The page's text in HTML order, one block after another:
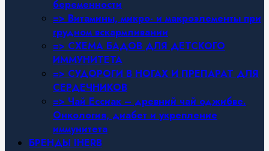
беременности
=> Витамины, микро- и макроэлементы при
грудном вскармливании
=> СХЕМА БАДОВ ДЛЯ ДЕТСКОГО
ИММУНИТЕТА
=> СУДОРОГИ В НОГАХ И ПРЕПАРАТ ДЛЯ
СЕРДЕЧНИКОВ
=> Чай Ессиак – древний чай оджибве.
Онкология, диабет и укрепление
иммунитета
БРЕНДЫ IHERB